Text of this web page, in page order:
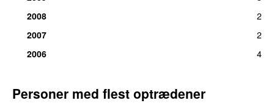
2008
2
2007
2
2006
4
Personer med flest optrædener